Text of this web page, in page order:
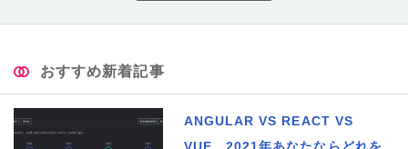
おすすめ新着記事
ANGULAR VS REACT VS
VUE、2021年あなたならどれを